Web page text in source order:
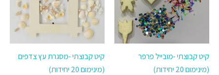
קיט קבוצתי -מובייל פרפר
(מינימום 20 יחידות)
קיט קבוצתי -מסגרת עץ צדפים
(מינימום 20 יחידות)